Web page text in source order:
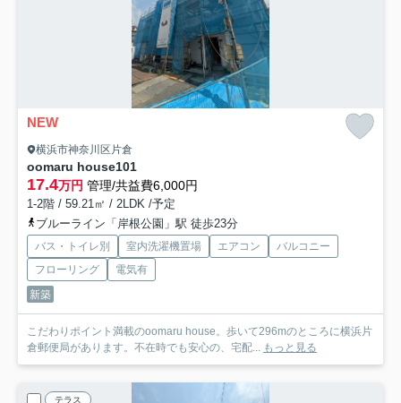
NEW
横浜市神奈川区片倉
oomaru house101
17.4万円 管理/共益費6,000円
1-2階 / 59.21㎡ / 2LDK /予定
ブルーライン「岸根公園」駅 徒歩23分
バス・トイレ別 室内洗濯機置場 エアコン
バルコニー
フローリング
電気有
新築
こだわりポイント満載のoomaru house。歩いて296mのところに横浜片
倉郵便局があります。不在時でも安心の、宅配... もっと見る
テラス